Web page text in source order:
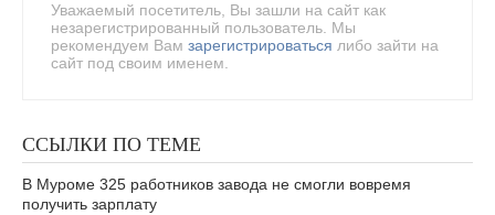
Уважаемый посетитель, Вы зашли на сайт как
незарегистрированный пользователь. Мы
рекомендуем Вам зарегистрироваться либо зайти на
сайт под своим именем.
ССЫЛКИ ПО ТЕМЕ
В Муроме 325 работников завода не смогли вовремя
получить зарплату